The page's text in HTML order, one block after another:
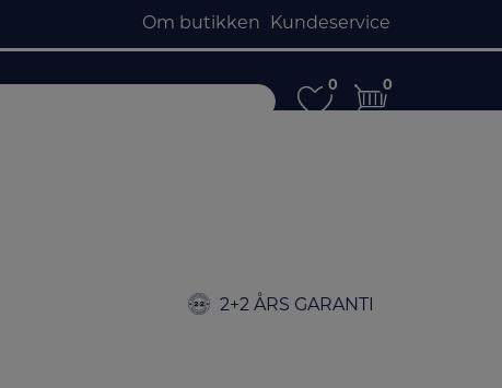
Om butikken Kundeservice
0
0 0
0
2+2 ÅRS GARANTI